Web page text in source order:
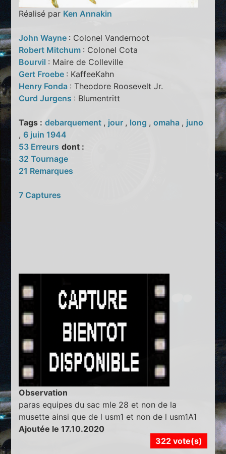
Réalisé par Ken Annakin
John Wayne : Colonel Vandernoot
Robert Mitchum : Colonel Cota
Bourvil : Maire de Colleville
Gert Froebe : KaffeeKahn
Henry Fonda : Theodore Roosevelt Jr.
Curd Jurgens : Blumentritt
Tags : debarquement , jour , long ,omaha , juno
,6 juin 1944
53 Erreurs dont :
32 Tournage
21 Remarques
7 Captures
Observation
paras equipes du sac mle 28 et non de la
musette ainsi que de l usm1 et non de l usm1A1
Ajoutée le 17.10.2020
322 vote(s)